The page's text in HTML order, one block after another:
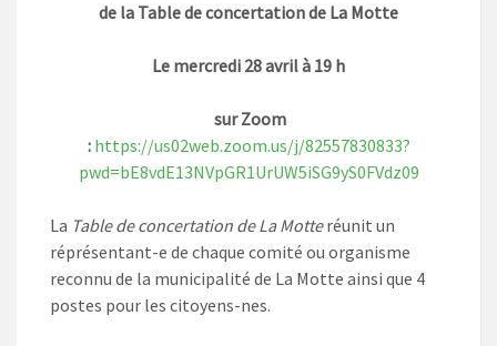
de la Table de concertation de La Motte
Le mercredi 28 avril à 19 h
sur Zoom
: https://us02web.zoom.us/j/82557830833?
pwd=bE8vdE13NVpGR1UrUW5iSG9yS0FVdz09
La Table de concertation de La Motteréunit un
réprésentant-e de chaque comité ou organisme
reconnu de la municipalité de La Motte ainsi que 4
postes pour les citoyens-nes.